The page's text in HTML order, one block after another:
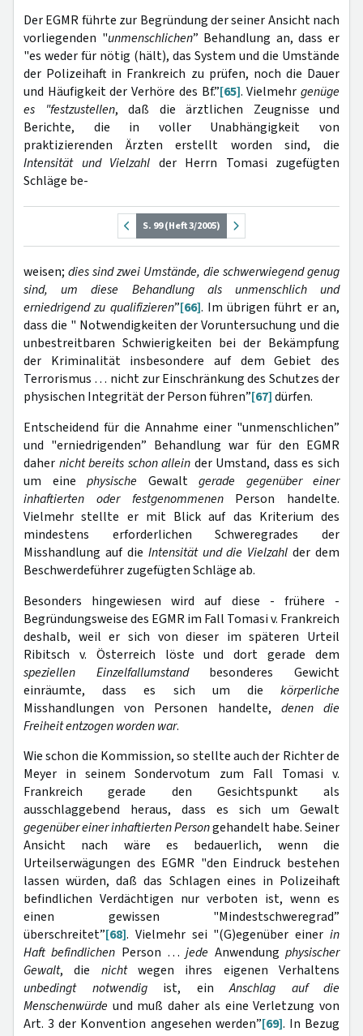
Der EGMR führte zur Begründung der seiner Ansicht nach
vorliegenden "unmenschlichen” Behandlung an, dass er
"es weder für nötig (hält), das System und die Umstände
der Polizeihaft in Frankreich zu prüfen, noch die Dauer
und Häufigkeit der Verhöre des Bf.”[65]. Vielmehrgenüge
es "festzustellen, daß die ärztlichen Zeugnisse und
Berichte, die in voller Unabhängigkeit von
praktizierenden Ärzten erstellt worden sind, die
Intensität und Vielzahl der Herrn Tomasi zugefügten
Schläge be-
S. 99 (Heft 3/2005)
weisen; dies sind zwei Umstände, die schwerwiegend genug
sind, um diese Behandlung als unmenschlich und
erniedrigend zu qualifizieren”[66]. Im übrigen führt er an,
dass die " Notwendigkeiten der Voruntersuchung und die
unbestreitbaren Schwierigkeiten bei der Bekämpfung
der Kriminalität insbesondere auf dem Gebiet des
Terrorismus … nicht zur Einschränkung des Schutzes der
physischen Integrität der Person führen”[67]dürfen.
Entscheidend für die Annahme einer "unmenschlichen”
und "erniedrigenden” Behandlung war für den EGMR
daher nicht bereits schon allein der Umstand, dass es sich
um eine physische Gewalt gerade gegenüber einer
inhaftierten oder festgenommenenPerson handelte.
Vielmehr stellte er mit Blick auf das Kriterium des
mindestens erforderlichen Schweregrades der
Misshandlung auf die Intensität und die Vielzahl der dem
Beschwerdeführer zugefügten Schläge ab.
Besonders hingewiesen wird auf diese - frühere -
Begründungsweise des EGMR im Fall Tomasi v. Frankreich
deshalb, weil er sich von dieser im späteren Urteil
Ribitsch v. Österreich löste und dort gerade dem
speziellen Einzelfallumstandbesonderes Gewicht
einräumte, dass es sich um die körperliche
Misshandlungen von Personen handelte, denen die
Freiheit entzogen worden war.
Wie schon die Kommission, so stellte auch der Richter de
Meyer in seinem Sondervotum zum Fall Tomasi v.
Frankreich gerade den Gesichtspunkt als
ausschlaggebend heraus, dass es sich um Gewalt
gegenüber einer inhaftierten Persongehandelt habe. Seiner
Ansicht nach wäre es bedauerlich, wenn die
Urteilserwägungen des EGMR "den Eindruck bestehen
lassen würden, daß das Schlagen eines in Polizeihaft
befindlichen Verdächtigen nur verboten ist, wenn es
einen gewissen "Mindestschweregrad”
überschreitet”[68]. Vielmehr sei "(G)egenüber einer in
Haft befindlichen Person …jede Anwendungphysischer
Gewalt, die nichtwegen ihres eigenen Verhaltens
unbedingt notwendigist, einAnschlag auf die
Menschenwürde und muß daher als eine Verletzung von
Art. 3 der Konvention angesehen werden”[69]. In Bezug